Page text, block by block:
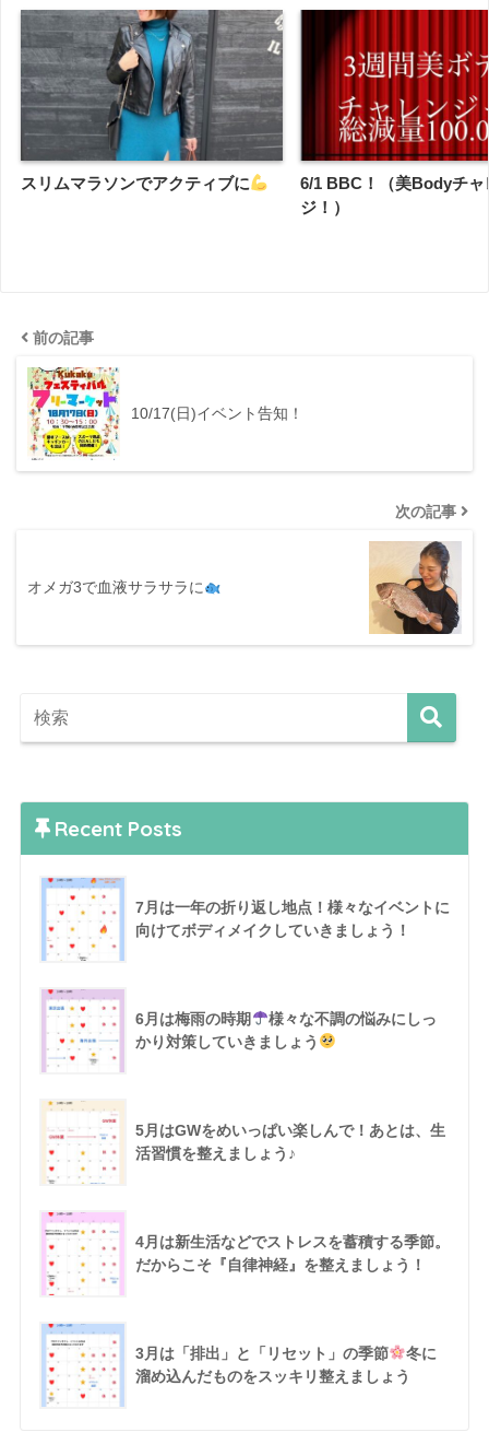
スリムマラソンでアクティブに
6/1 BBC！（美Bodyチャ
ジ！）
前の記事
10/17(日)イベント告知！
次の記事
オメガ3で血液サラサラに
Recent Posts
7月は一年の折り返し地点！様々なイベントに
向けてボディメイクしていきましょう！
6月は梅雨の時期
様々な不調の悩みにしっ
かり対策していきましょう
5月はGWをめいっぱい楽しんで！あとは、生
活習慣を整えましょう♪
4月は新生活などでストレスを蓄積する季節。
だからこそ『自律神経』を整えましょう！
3月は「排出」と「リセット」の季節
冬に
溜め込んだものをスッキリ整えましょう